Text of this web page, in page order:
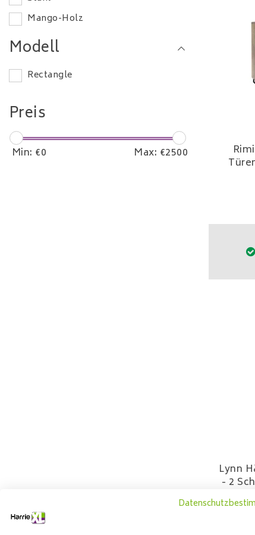
Mango-Holz
Modell
Rectangle
Preis
Min: €0 Max: €2500
Lynn
- 2